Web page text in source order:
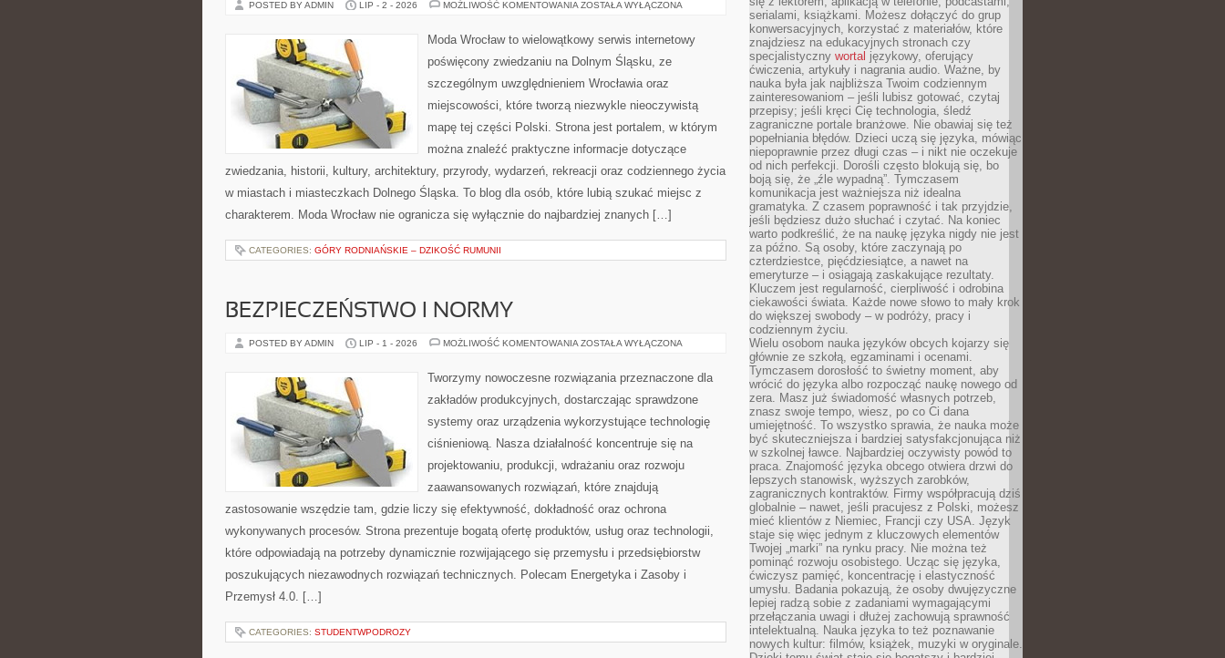
POSTED BY ADMIN LIP - 2 - 2026 MOŻLIWOŚĆ KOMENTOWANIA GŁOGÓW
ZOSTAŁA WYŁĄCZONA
Moda Wrocław to wielowątkowy serwis internetowy
poświęcony zwiedzaniu na Dolnym Śląsku, ze
szczególnym uwzględnieniem Wrocławia oraz
miejscowości, które tworzą niezwykle nieoczywistą
mapę tej części Polski. Strona jest portalem, w którym
można znaleźć praktyczne informacje dotyczące
zwiedzania, historii, kultury, architektury, przyrody, wydarzeń, rekreacji oraz codziennego życia
w miastach i miasteczkach Dolnego Śląska. To blog dla osób, które lubią szukać miejsc z
charakterem. Moda Wrocław nie ogranicza się wyłącznie do najbardziej znanych […]
CATEGORIES: GÓRY RODNIAŃSKIE – DZIKOŚĆ RUMUNII
BEZPIECZEŃSTWO I NORMY
POSTED BY ADMIN LIP - 1 - 2026 MOŻLIWOŚĆ KOMENTOWANIA BEZPIECZEŃSTWO
ZOSTAŁA WYŁĄCZONA
Tworzymy nowoczesne rozwiązania przeznaczone dla
zakładów produkcyjnych, dostarczając sprawdzone
systemy oraz urządzenia wykorzystujące technologię
ciśnieniową. Nasza działalność koncentruje się na
projektowaniu, produkcji, wdrażaniu oraz rozwoju
zaawansowanych rozwiązań, które znajdują
zastosowanie wszędzie tam, gdzie liczy się efektywność, dokładność oraz ochrona
wykonywanych procesów. Strona prezentuje bogatą ofertę produktów, usług oraz technologii,
które odpowiadają na potrzeby dynamicznie rozwijającego się przemysłu i przedsiębiorstw
poszukujących niezawodnych rozwiązań technicznych. Polecam Energetyka i Zasoby i
Przemysł 4.0. […]
CATEGORIES: STUDENTWPODROZY
serialami, książkami. Możesz dołączyć do grup
konwersacyjnych, korzystać z materiałów, które
znajdziesz na edukacyjnych stronach czy
specjalistyczny wortal językowy, oferujący
ćwiczenia, artykuły i nagrania audio. Ważne, by
nauka była jak najbliższa Twoim codziennym
zainteresowaniom – jeśli lubisz gotować, czytaj
przepisy; jeśli kręci Cię technologia, śledź
zagraniczne portale branżowe. Nie obawiaj się też
popełniania błędów. Dzieci uczą się języka, mówiąc
niepoprawnie przez długi czas – i nikt nie oczekuje
od nich perfekcji. Dorośli często blokują się, bo
boją się, że „źle wypadną”. Tymczasem
komunikacja jest ważniejsza niż idealna
gramatyka. Z czasem poprawność i tak przyjdzie,
jeśli będziesz dużo słuchać i czytać. Na koniec
warto podkreślić, że na naukę języka nigdy nie jest
za późno. Są osoby, które zaczynają po
czterdziestce, pięćdziesiątce, a nawet na
emeryturze – i osiągają zaskakujące rezultaty.
Kluczem jest regularność, cierpliwość i odrobina
ciekawości świata. Każde nowe słowo to mały krok
do większej swobody – w podróży, pracy i
codziennym życiu.
Wielu osobom nauka języków obcych kojarzy się
głównie ze szkołą, egzaminami i ocenami.
Tymczasem dorosłość to świetny moment, aby
wrócić do języka albo rozpocząć naukę nowego od
zera. Masz już świadomość własnych potrzeb,
znasz swoje tempo, wiesz, po co Ci dana
umiejętność. To wszystko sprawia, że nauka może
być skuteczniejsza i bardziej satysfakcjonująca niż
w szkolnej ławce. Najbardziej oczywisty powód to
praca. Znajomość języka obcego otwiera drzwi do
lepszych stanowisk, wyższych zarobków,
zagranicznych kontraktów. Firmy współpracują dziś
globalnie – nawet, jeśli pracujesz z Polski, możesz
mieć klientów z Niemiec, Francji czy USA. Język
staje się więc jednym z kluczowych elementów
Twojej „marki” na rynku pracy. Nie można też
pominąć rozwoju osobistego. Ucząc się języka,
ćwiczysz pamięć, koncentrację i elastyczność
umysłu. Badania pokazują, że osoby dwujęzyczne
lepiej radzą sobie z zadaniami wymagającymi
przełączania uwagi i dłużej zachowują sprawność
intelektualną. Nauka języka to też poznawanie
nowych kultur: filmów, książek, muzyki w oryginale.